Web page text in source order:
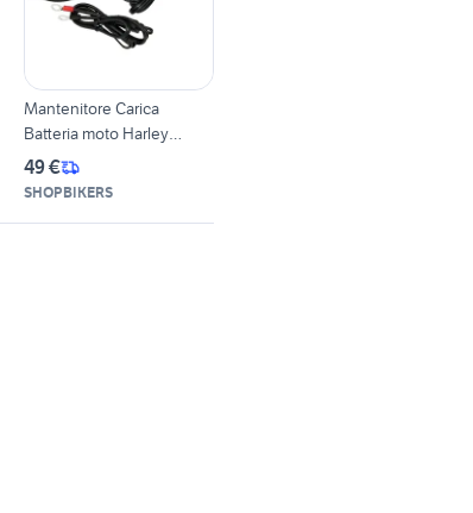
Mantenitore Carica
Batteria moto Harley
Honda Yama
49 €
SHOPBIKERS